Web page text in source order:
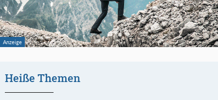
Heiße Themen